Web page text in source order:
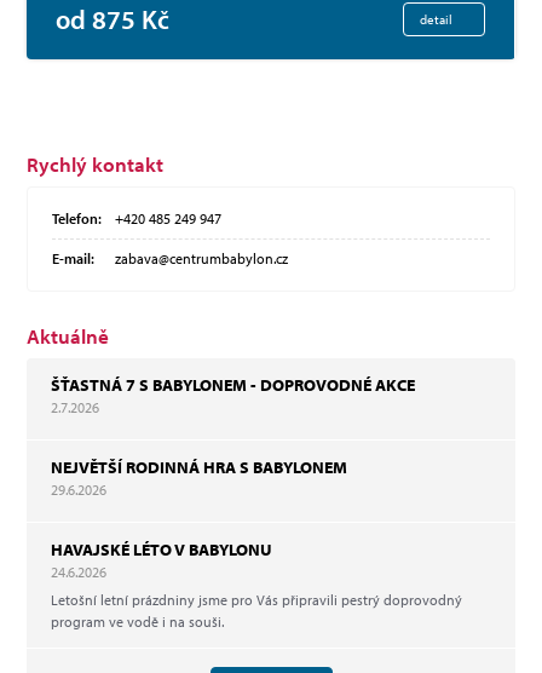
od 875 Kč detail
Rychlý kontakt
Telefon: +420 485 249 947
E-mail: zabava@centrumbabylon.cz
Aktuálně
ŠŤASTNÁ 7 S BABYLONEM - DOPROVODNÉ AKCE
2.7.2026
NEJVĚTŠÍ RODINNÁ HRA S BABYLONEM
29.6.2026
HAVAJSKÉ LÉTO V BABYLONU
24.6.2026
Letošní letní prázdniny jsme pro Vás připravili pestrý doprovodný
program ve vodě i na souši.